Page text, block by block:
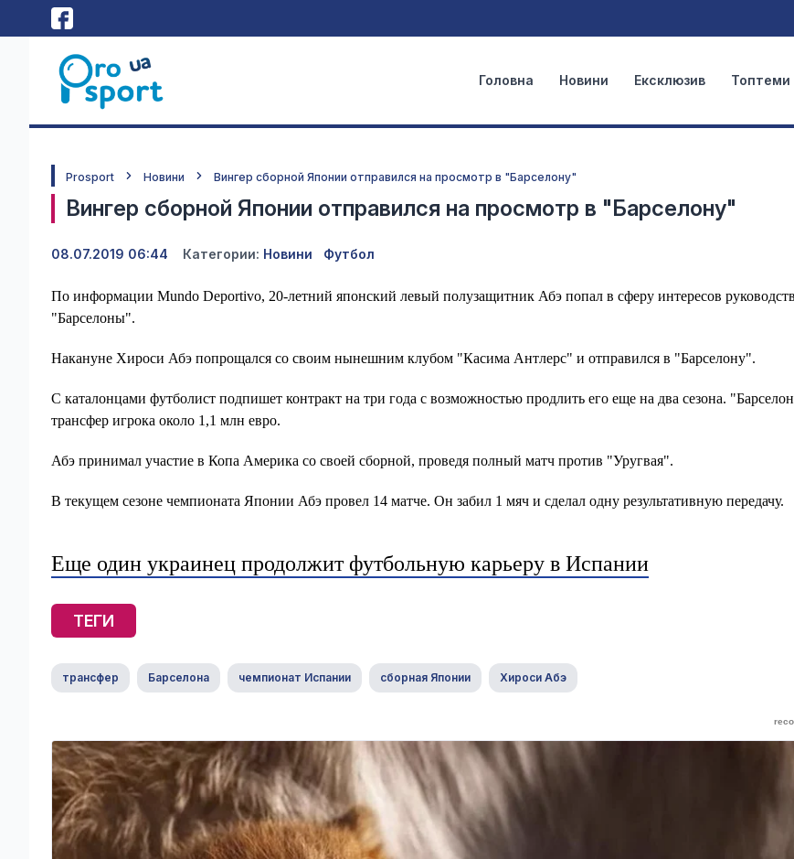
Головна Новини Ексклюзив Топтеми
Prosport Новини Вингер сборной Японии отправился на просмотр в "Барселону"
Вингер сборной Японии отправился на просмотр в "Барселону"
08.07.2019 06:44 Категории: Новини Футбол
По информации Mundo Deportivo, 20-летний японский левый полузащитник Абэ попал в сферу интересов
"Барселоны".
Накануне Хироси Абэ попрощался со своим нынешним клубом "Касима Антлерс" и отправился в "Барселону".
С каталонцами футболист подпишет контракт на три года с возможностью продлить его еще на два сезона.
трансфер игрока около 1,1 млн евро.
Абэ принимал участие в Копа Америка со своей сборной, проведя полный матч против "Уругвая".
В текущем сезоне чемпионата Японии Абэ провел 14 матче. Он забил 1 мяч и сделал одну результативную передачу.
Еще один украинец продолжит футбольную карьеру в Испании
ТЕГИ
трансфер Барселона чемпионат Испании сборная Японии Хироси Абэ